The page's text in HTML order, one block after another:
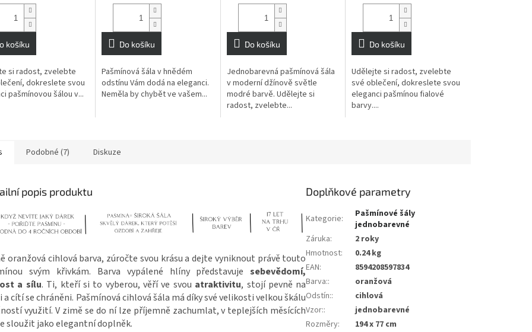
košíku
si radost, zvelebte
dokreslete svou
pašmínovou šálou v...
Do košíku
Pašmínová šála v hnědém
odstínu Vám dodá na eleganci.
Neměla by chybět ve vašem...
Do košíku
Jednobarevná pašmínová šála
v moderní džínově světle
modré barvě. Udělejte si
radost, zvelebte...
Do košíku
Udělejte si radost, zvelebte
své oblečení, dokreslete svou
eleganci pašmínou fialové
barvy....
Podobné (7) Diskuze
popis produktu
oranžová cihlová barva, zúročte svou krásu a dejte vyniknout právě touto
svým křivkám. Barva vypálené hlíny představujesebevědomí,
a sílu. Ti, kteří si to vyberou, věří ve svou atraktivitu, stojí pevně na
a cítí se chráněni. Pašmínová cihlová šála má díky své velikosti velkou škálu
využití. V zimě se do ní lze příjemně zachumlat, v teplejších měsících
sloužit jako elegantní doplněk.
Doplňkové parametry
Kategorie:
Pašmínové šály
jednobarevné
Záruka:
2 roky
Hmotnost:
0.24 kg
EAN:
8594208597834
Barva::
oranžová
Odstín::
cihlová
Vzor::
jednobarevné
Rozměry:
194 x 77 cm